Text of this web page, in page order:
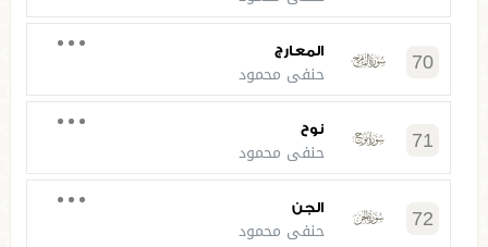
70 المعارج
حنفي محمود
71 نوح
حنفي محمود
72 الجن
حنفي محمود